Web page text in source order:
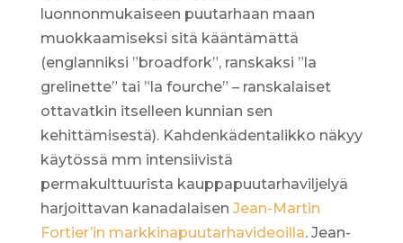
luonnonmukaiseen puutarhaan maan
muokkaamiseksi sitä kääntämättä
(englanniksi ”broadfork”, ranskaksi ”la
grelinette” tai ”la fourche” – ranskalaiset
ottavatkin itselleen kunnian sen
kehittämisestä). Kahdenkädentalikko näkyy
käytössä mm intensiivistä
permakulttuurista kauppapuutarhaviljelyä
harjoittavan kanadalaisen Jean-Martin
Fortier’in markkinapuutarhavideoilla. Jean-